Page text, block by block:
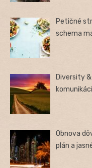
Petičné
schema
Diversity
Obnova
plán a